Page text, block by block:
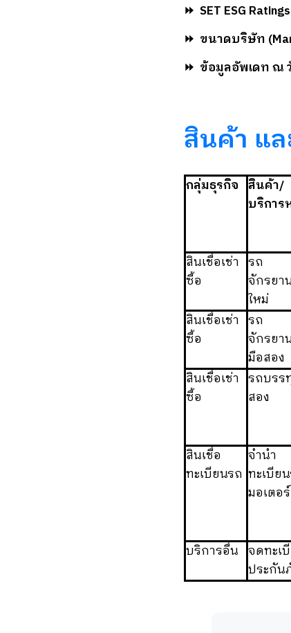
⏩ SET ESG Ratings
⏩ ขนาดบริษัท
⏩ ข้อมูลอัพเดท ณ
สินค้า แ
กลุ่มธุรกิจ สินค้า/
บริการ
สินเชื่อเช่า
ซื้อ
รถ
จักรยา
ใหม่
สินเชื่อเช่า
ซื้อ
รถ
จักรยา
มือสอง
สินเชื่อเช่า
ซื้อ
รถบรร
สอง
สินเชื่อ
ทะเบียนรถ
จำนำ
ทะเบีย
มอเตอ
บริการอื่น จดทะเ
ประกัน